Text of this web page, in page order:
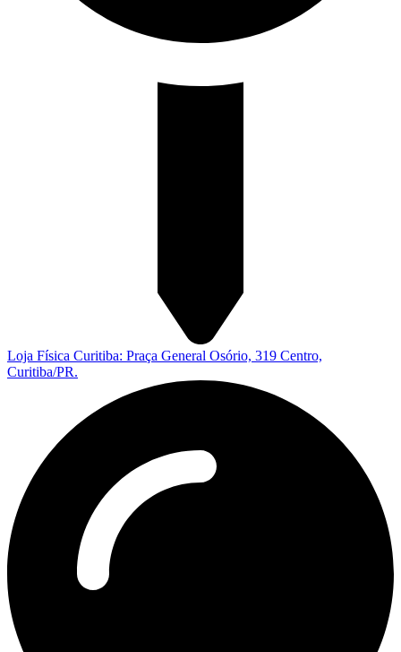
Loja Física Curitiba: Praça General Osório, 319 Centro,
Curitiba/PR.